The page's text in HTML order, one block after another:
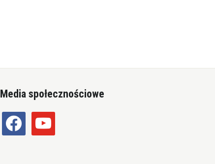
Media społecznościowe
facebook youtube